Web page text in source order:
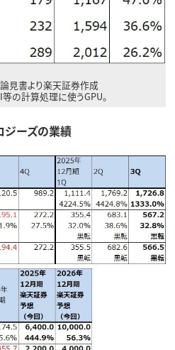
論見書より楽天証券作成
の計算処理に使うGPU。
ジーズの業績